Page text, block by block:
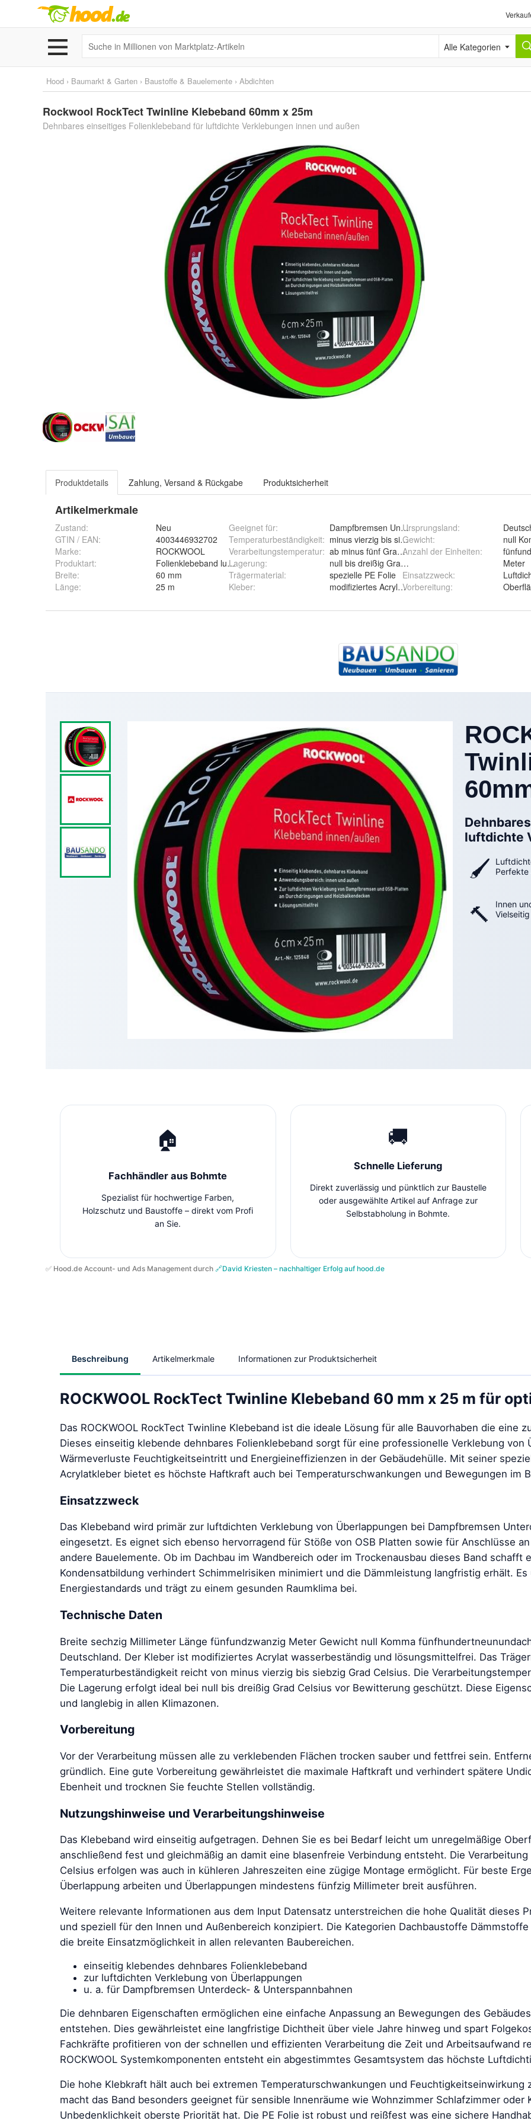
Alle Kategorien
Hood › Baumarkt & Garten › Baustoffe & Bauelemente › Abdichten
Rockwool RockTect Twinline Klebeband 60mm x 25m
Dehnbares einseitiges Folienklebeband für luftdichte Verklebungen innen und außen
Produktdetails Zahlung, Versand & Rückgabe Produktsicherheit
Artikelmerkmale
Zustand:
Neu
GTIN / EAN:
4003446932702
Marke:
ROCKWOOL
Produktart:
Folienklebeband luftdichtes Klebeband Abdichtungsband
Breite:
60 mm
Länge: 25 m
Geeignet für:
Dampfbremsen Unterdeckbahnen
Temperaturbeständigkeit: minus vierzig bis siebzig Grad Celsius
Verarbeitungstemperatur: ab minus fünf Grad Celsius
Lagerung:
null bis dreißig Grad Celsius vor Bewitterung geschützt
Trägermaterial:
spezielle PE Folie
Kleber: modifiziertes Acrylat wasserbeständig
Ursprungsland:
Gewicht:
null
Anzahl der Einheiten:
Meter
Einsatzzweck:
Vorbereitung: